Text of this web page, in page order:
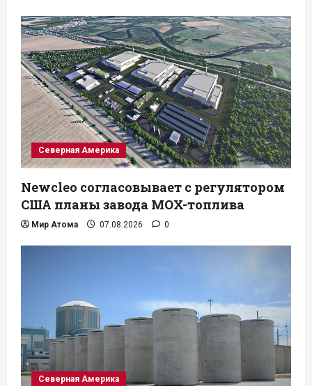
Северная Америка
Newcleo согласовывает с регулятором
США планы завода MOX-топлива
Мир Атома 07.08.2026 0
Северная Америка